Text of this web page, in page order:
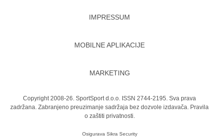
IMPRESSUM
MOBILNE APLIKACIJE
MARKETING
Copyright 2008-26. SportSport d.o.o. ISSN 2744-2195. Sva prava
zadržana. Zabranjeno preuzimanje sadržaja bez dozvole izdavača. Pravila
o zaštiti privatnosti.
Osigurava Sikra Security